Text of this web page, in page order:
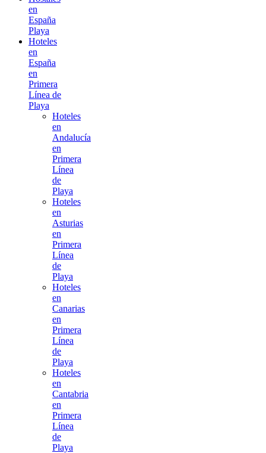
en
España
Playa
Hoteles
en
España
en
Primera
Línea de
Playa
Hoteles
en
Andalucía
en
Primera
Línea
de
Playa
Hoteles
en
Asturias
en
Primera
Línea
de
Playa
Hoteles
en
Canarias
en
Primera
Línea
de
Playa
Hoteles
en
Cantabria
en
Primera
Línea
de
Playa